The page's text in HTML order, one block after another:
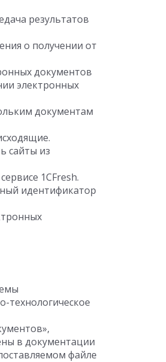
результатов
о получении от
документов
электронных
документам
сайты из
1CFresh.
идентификатор
в документации
файле